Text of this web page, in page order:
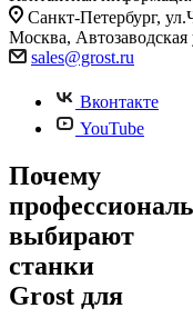
Санкт-Петербург,
Москва, Автозаводская
sales@grost.ru
Вконтакте
YouTube
Почему
выбирают
станки
Grost для